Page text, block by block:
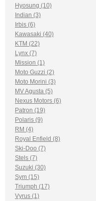
Hyosung (10)
Indian (3)
Irbis (6)
Kawasaki (40)
KTM (22)
Lynx (7)
Mission (1)
Moto Guzzi (2)
Moto Morini (3)
MV Agusta (5)
Nexus Motors (6)
Patron (19)
Polaris (9)
RM (4)
Royal Enfield (8)
Ski-Doo (7)
Stels (7)
Suzuki (30)
Sym (15)
Triumph (17)
Vyrus (1)